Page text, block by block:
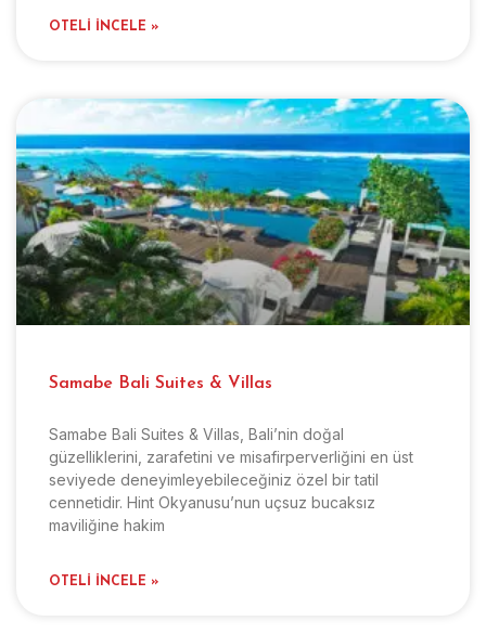
OTELI İNCELE »
Samabe Bali Suites & Villas
Samabe Bali Suites & Villas, Bali’nin doğal
güzelliklerini, zarafetini ve misafirperverliğini en üst
seviyede deneyimleyebileceğiniz özel bir tatil
cennetidir. Hint Okyanusu’nun uçsuz bucaksız
maviliğine hakim
OTELI İNCELE »